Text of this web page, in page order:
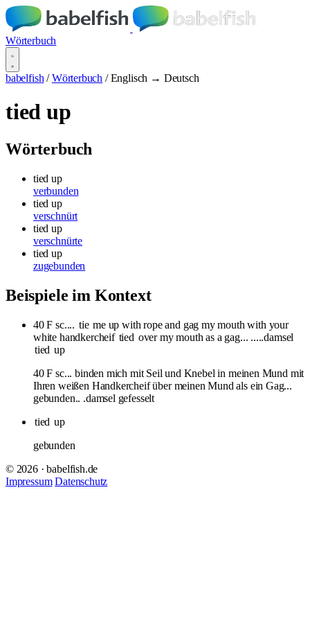
Wörterbuch
babelfish / Wörterbuch / Englisch → Deutsch
tied up
Wörterbuch
tied up
verbunden
tied up
verschnürt
tied up
verschnürte
tied up
zugebunden
Beispiele im Kontext
40 F sc.... tie me up with rope and gag my mouth with your
white handkercheif tied over my mouth as a gag... .....damsel
tied up
40 F sc... binden mich mit Seil und Knebel in meinen Mund mit
Ihren weißen Handkercheif über meinen Mund als ein Gag...
gebunden.. .damsel gefesselt
tied up
gebunden
© 2026 · babelfish.de
Impressum Datenschutz